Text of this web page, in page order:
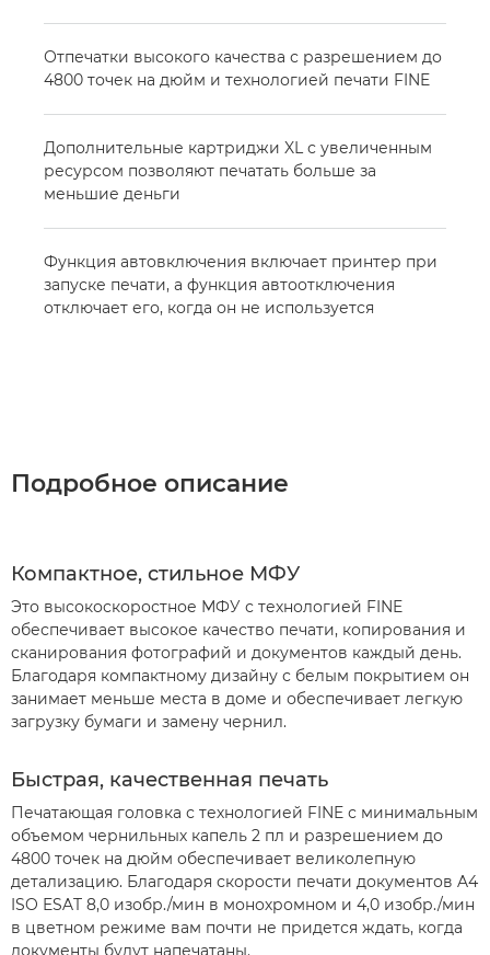
Отпечатки высокого качества с разрешением до
4800 точек на дюйм и технологией печати FINE
Дополнительные картриджи XL с увеличенным
ресурсом позволяют печатать больше за
меньшие деньги
Функция автовключения включает принтер при
запуске печати, а функция автоотключения
отключает его, когда он не используется
Подробное описание
Компактное, стильное МФУ
Это высокоскоростное МФУ с технологией FINE
обеспечивает высокое качество печати, копирования и
сканирования фотографий и документов каждый день.
Благодаря компактному дизайну с белым покрытием он
занимает меньше места в доме и обеспечивает легкую
загрузку бумаги и замену чернил.
Быстрая, качественная печать
Печатающая головка с технологией FINE с минимальным
объемом чернильных капель 2 пл и разрешением до
4800 точек на дюйм обеспечивает великолепную
детализацию. Благодаря скорости печати документов A4
ISO ESAT 8,0 изобр./мин в монохромном и 4,0 изобр./мин
в цветном режиме вам почти не придется ждать, когда
документы будут напечатаны.